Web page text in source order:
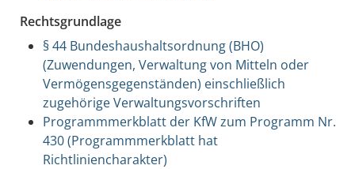
Rechtsgrundlage
§ 44 Bundeshaushaltsordnung (BHO)
(Zuwendungen, Verwaltung von Mitteln oder
Vermögensgegenständen) einschließlich
zugehörige Verwaltungsvorschriften
Programmmerkblatt der KfW zum Programm Nr.
430 (Programmmerkblatt hat
Richtliniencharakter)